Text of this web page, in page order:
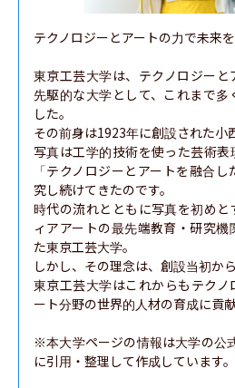
テクノロジーとアートの力で未来
東京工芸大学は、テクノロジー
先駆的な大学として、これまで多
した。
その前身は1923年に創設された小
写真は工学的技術を使った芸術表
「テクノロジーとアートを融合
究し続けてきたのです。
時代の流れとともに写真を初め
ィアアートの最先端教育・研究
た東京工芸大学。
しかし、その理念は、創設当初か
東京工芸大学はこれからもテク
ート分野の世界的人材の育成に貢
※本大学ページの情報は大学の公
に引用・整理して作成しています。